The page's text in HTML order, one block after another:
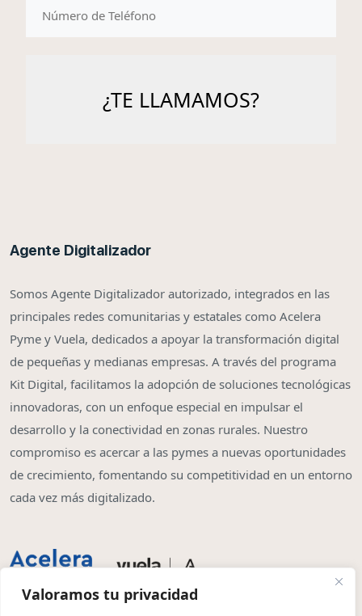
Valoramos tu privacidad
Agente Digitalizador
Somos Agente Digitalizador autorizado, integrados en las
principales redes comunitarias y estatales como Acelera
Pyme y Vuela, dedicados a apoyar la transformación digital
de pequeñas y medianas empresas. A través del programa
Kit Digital, facilitamos la adopción de soluciones tecnológicas
innovadoras, con un enfoque especial en impulsar el
desarrollo y la conectividad en zonas rurales. Nuestro
compromiso es acercar a las pymes a nuevas oportunidades
de crecimiento, fomentando su competitividad en un entorno
cada vez más digitalizado.